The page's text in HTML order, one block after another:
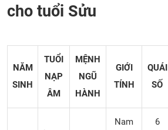
cho tuổi Sửu
NĂM
SINH
TUỔI
NẠP
ÂM
MỆNH
NGŨ
HÀNH
GIỚI
TÍNH
QUÁI
SỐ
Nam 6